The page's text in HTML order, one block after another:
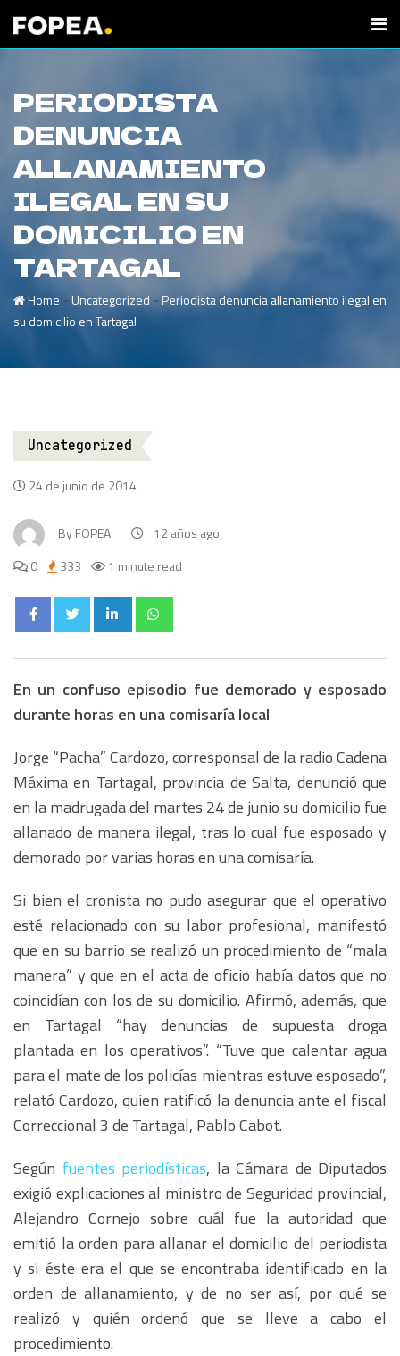
PERIODISTA
DENUNCIA
ALLANAMIENTO
ILEGAL EN SU
DOMICILIO EN
TARTAGAL
Home -Uncategorized-Periodista denuncia allanamiento ilegal en
su domicilio en Tartagal
Uncategorized
24 de junio de 2014
ByFOPEA
12 años ago
0
333 1 minute read
En un confuso episodio fue demorado y esposado
durante horas en una comisaría local
Jorge “Pacha” Cardozo, corresponsal de la radio Cadena
Máxima en Tartagal, provincia de Salta, denunció que
en la madrugada del martes 24 de junio su domicilio fue
allanado de manera ilegal, tras lo cual fue esposado y
demorado por varias horas en una comisaría.
Si bien el cronista no pudo asegurar que el operativo
esté relacionado con su labor profesional, manifestó
que en su barrio se realizó un procedimiento de “mala
manera” y que en el acta de oficio había datos que no
coincidían con los de su domicilio. Afirmó, además, que
en Tartagal “hay denuncias de supuesta droga
plantada en los operativos”. “Tuve que calentar agua
para el mate de los policías mientras estuve esposado”,
relató Cardozo, quien ratificó la denuncia ante el fiscal
Correccional 3 de Tartagal, Pablo Cabot.
Según fuentes periodísticas, la Cámara de Diputados
exigió explicaciones al ministro de Seguridad provincial,
Alejandro Cornejo sobre cuál fue la autoridad que
emitió la orden para allanar el domicilio del periodista
y si éste era el que se encontraba identificado en la
orden de allanamiento, y de no ser así, por qué se
realizó y quién ordenó que se lleve a cabo el
procedimiento.